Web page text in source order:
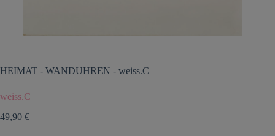
HEIMAT - WANDUHREN - weiss.C
weiss.C
49,90 €